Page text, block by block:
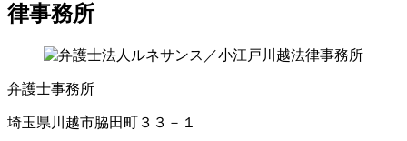
律事務所
弁護士事務所
埼玉県川越市脇田町３３－１